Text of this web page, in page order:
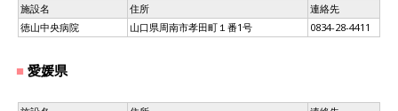
施設名 住所
連絡先
徳山中央病院
山口県周南市孝田町１番1号 0834-28-4411
愛媛県